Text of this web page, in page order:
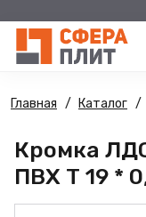
Главная Каталог
Кромка
ПВХ Т 19 *